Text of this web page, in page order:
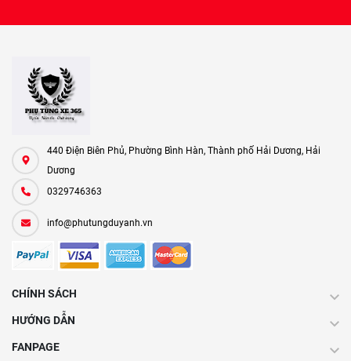
440 Điện Biên Phủ, Phường Bình Hàn, Thành phố Hải Dương, Hải
Dương
0329746363
info@phutungduyanh.vn
CHÍNH SÁCH
HƯỚNG DẪN
FANPAGE